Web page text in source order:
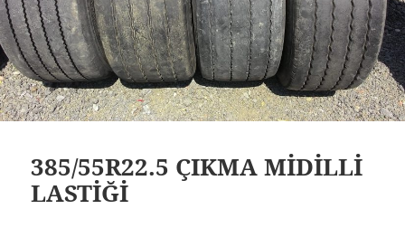
385/55R22.5 ÇIKMA MİDİLLİ
LASTİĞİ